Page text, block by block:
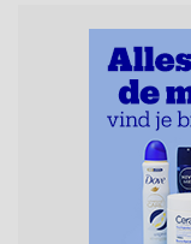
zonder afspraak
kunnen uw haren
maar ook helpen
opsteken, weave,
permanent, een
epileren,